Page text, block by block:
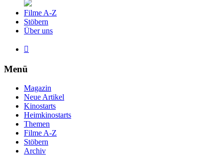
Filme A-Z
Stöbern
Über uns

Menü
Magazin
Neue Artikel
Kinostarts
Heimkinostarts
Themen
Filme A-Z
Stöbern
Archiv